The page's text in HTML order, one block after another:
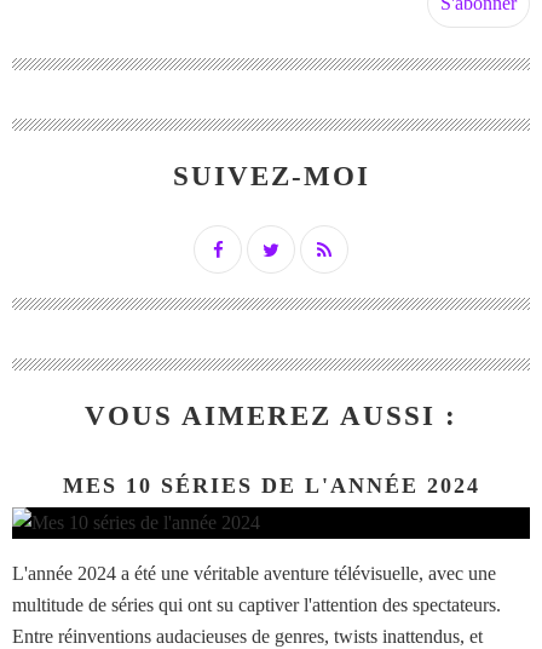
SUIVEZ-MOI
VOUS AIMEREZ AUSSI :
MES 10 SÉRIES DE L'ANNÉE 2024
L'année 2024 a été une véritable aventure télévisuelle, avec une
multitude de séries qui ont su captiver l'attention des spectateurs.
Entre réinventions audacieuses de genres, twists inattendus, et